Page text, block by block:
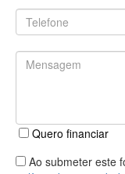
Quero financiar
Ao submeter este